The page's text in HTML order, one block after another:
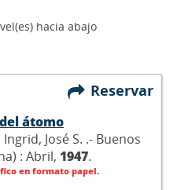
hacia abajo
Reservar
átomo
José S. .- Buenos
: Abril, 1947.
en formato papel.